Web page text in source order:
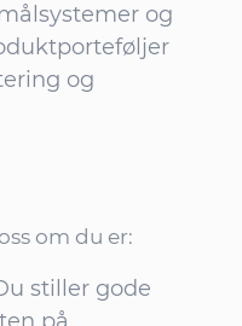
og
og
om du er:
stiller gode